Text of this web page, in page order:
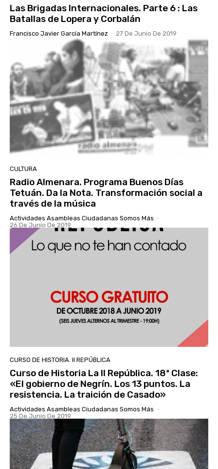
Las Brigadas Internacionales. Parte 6 : Las
Batallas de Lopera y Corbalán
Francisco Javier García Martínez - 27 De Junio De 2019
CULTURA
Radio Almenara. Programa Buenos Días
Tetuán. Da la Nota. Transformación social a
través de la música
Actividades Asambleas Ciudadanas Somos Más -
26 De Junio De 2019
CURSO DE HISTORIA. II REPÚBLICA
Curso de Historia La II República. 18ª Clase:
«El gobierno de Negrín. Los 13 puntos. La
resistencia. La traición de Casado»
Actividades Asambleas Ciudadanas Somos Más -
25 De Junio De 2019